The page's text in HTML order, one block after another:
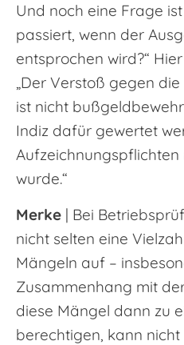
Und noch eine Frage
passiert, wenn der
entsprochen wird?“
„Der Verstoß gegen
ist nicht
Indiz dafür gewertet
wurde.“
Merke | Bei
nicht selten eine
Mängeln auf –
Zusammenhang mit
diese Mängel dann zu
berechtigen, kann